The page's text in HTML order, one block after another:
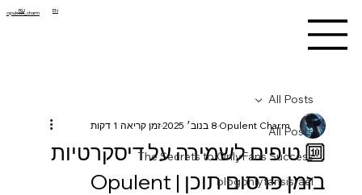
opulent_charm
RU EN
All Posts
The Secrets to OnlyFans Success
blogonlyfansisrael
All Posts
🔟 טיפים לשמירה על דיסקרטיות
בזמן פרסום תוכן | Opulent
Opulent Charm8 בנוב׳ 2025 זמן קריאה 1 דקות